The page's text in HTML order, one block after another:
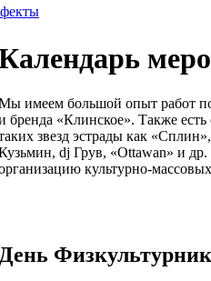
имеем большой опыт работ
бренда «Клинское». Также
звезд эстрады как
dj Грув, «Ottawan» и
культурно-
День